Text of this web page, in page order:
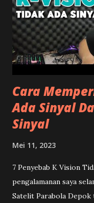
Download SW STB
Matrix Apple Burger
Download SW STB
Matrix Garuda
Download Supercast
upgrade software.
Cara
Ada Sinyal
Sinyal
Mei 11, 2023
7 Penyebab K Vision
pengalamanan saya
Satelit Parabola Depok